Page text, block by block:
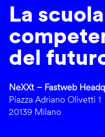
La
del
NeXXt – Fastweb
Piazza Adriano Olivetti 1
20139 Milano